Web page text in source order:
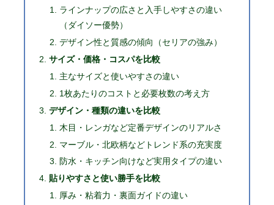
ラインナップの広さと入手しやすさの違い
（ダイソー優勢）
デザイン性と質感の傾向（セリアの強み）
サイズ・価格・コスパを比較
主なサイズと使いやすさの違い
1枚あたりのコストと必要枚数の考え方
デザイン・種類の違いを比較
木目・レンガなど定番デザインのリアルさ
マーブル・北欧柄などトレンド系の充実度
防水・キッチン向けなど実用タイプの違い
貼りやすさと使い勝手を比較
厚み・粘着力・裏面ガイドの違い